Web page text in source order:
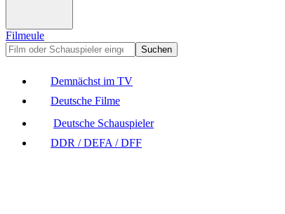
Filmeule
Suchen
Demnächst im TV
Deutsche Filme
Deutsche Schauspieler
DDR / DEFA / DFF